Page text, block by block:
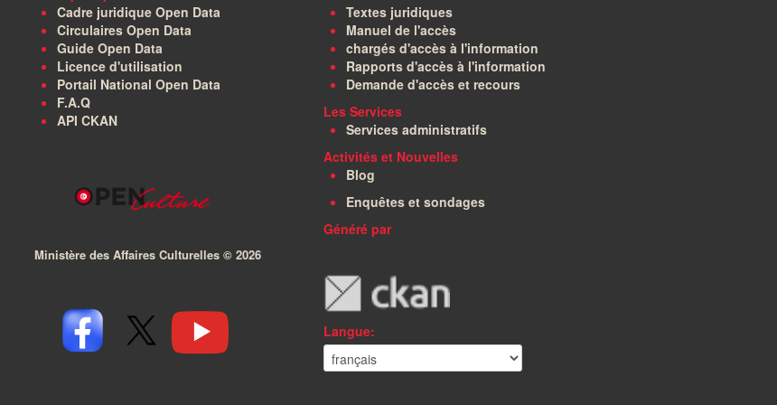
Cadre juridique Open Data
Circulaires Open Data
Guide Open Data
Licence d'utilisation
Portail National Open Data
F.A.Q
API CKAN
Ministère des Affaires Culturelles © 2026
Textes juridiques
Manuel de l'accès
chargés d'accès à l'information
Rapports d'accès à l'information
Demande d'accès et recours
Les Services
Services administratifs
Activités et Nouvelles
Blog
Enquêtes et sondages
Généré par
Langue